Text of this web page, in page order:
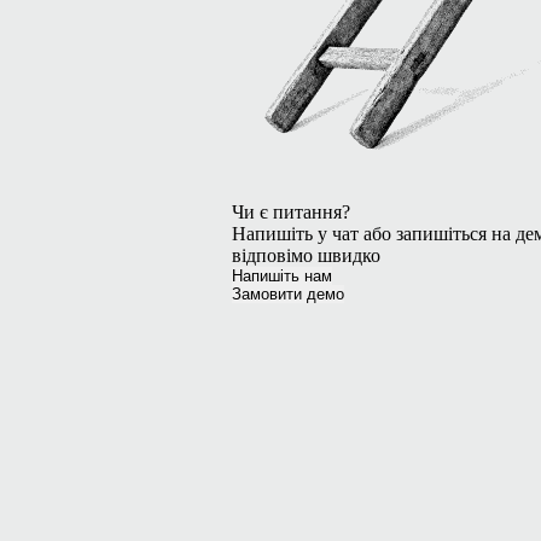
Чи є питання?
Напишіть у чат або запишіться на
відповімо швидко
Напишіть нам
Замовити демо